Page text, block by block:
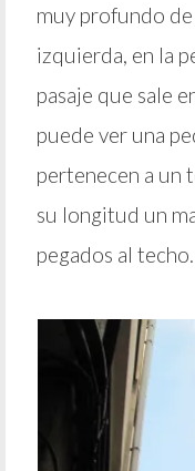
muy profundo
izquierda, en la
pasaje que sale
puede ver una
pertenecen a un
su longitud un
pegados al techo.